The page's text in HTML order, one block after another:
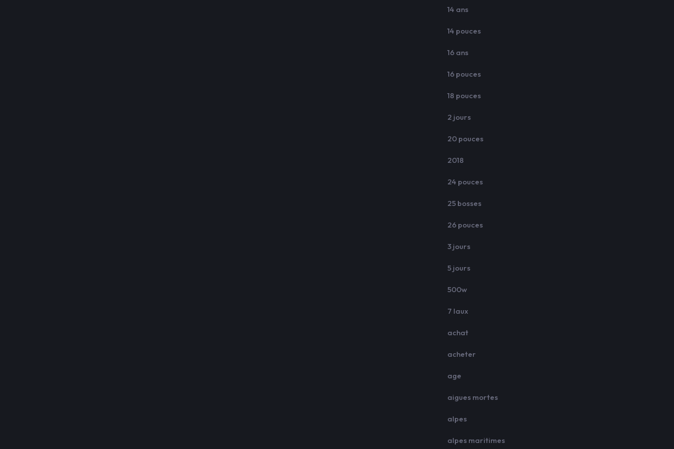
14 ans
14 pouces
16 ans
16 pouces
18 pouces
2 jours
20 pouces
2018
24 pouces
25 bosses
26 pouces
3 jours
5 jours
500w
7 laux
achat
acheter
age
aigues mortes
alpes
alpes maritimes